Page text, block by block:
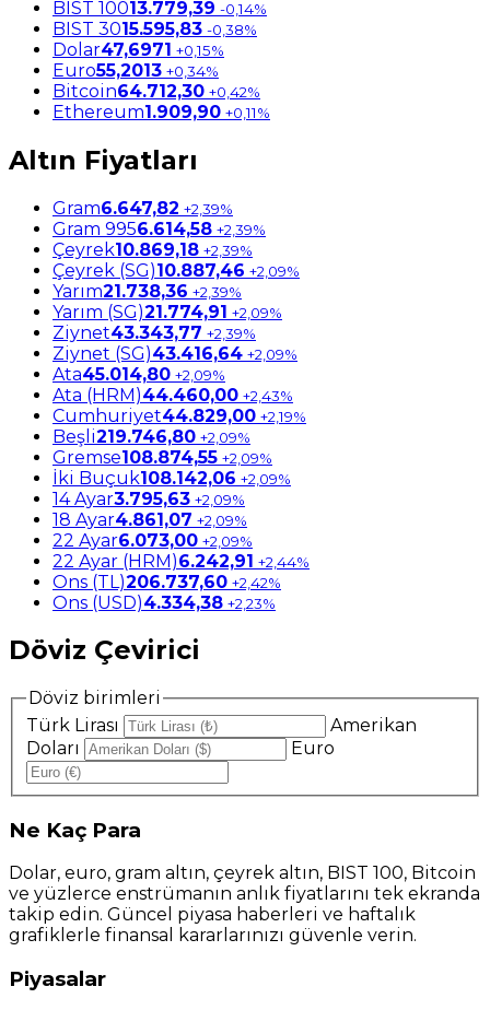
BIST 10013.779,39 -0,14%
BIST 3015.595,83 -0,38%
Dolar47,6971 +0,15%
Euro55,2013 +0,34%
Bitcoin64.712,30 +0,42%
Ethereum1.909,90 +0,11%
Altın Fiyatları
Gram6.647,82 +2,39%
Gram 9956.614,58 +2,39%
Çeyrek10.869,18 +2,39%
Çeyrek (SG)10.887,46 +2,09%
Yarım21.738,36 +2,39%
Yarım (SG)21.774,91 +2,09%
Ziynet43.343,77 +2,39%
Ziynet (SG)43.416,64 +2,09%
Ata45.014,80 +2,09%
Ata (HRM)44.460,00 +2,43%
Cumhuriyet44.829,00 +2,19%
Beşli219.746,80 +2,09%
Gremse108.874,55 +2,09%
İki Buçuk108.142,06 +2,09%
14 Ayar3.795,63 +2,09%
18 Ayar4.861,07 +2,09%
22 Ayar6.073,00 +2,09%
22 Ayar (HRM)6.242,91 +2,44%
Ons (TL)206.737,60 +2,42%
Ons (USD)4.334,38 +2,23%
Döviz Çevirici
Döviz birimleri
Türk Lirası
Amerikan
Doları
Euro
Ne Kaç Para
Dolar, euro, gram altın, çeyrek altın, BIST 100, Bitcoin
ve yüzlerce enstrümanın anlık fiyatlarını tek ekranda
takip edin. Güncel piyasa haberleri ve haftalık
grafiklerle finansal kararlarınızı güvenle verin.
Piyasalar